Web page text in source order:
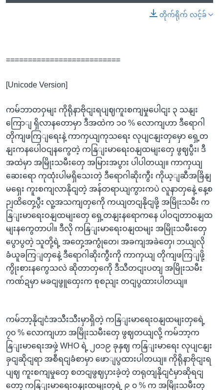
တိုက်ရိုက် လင့်ခ်
==========================
[Unicode Version]
ကမ်ဘာတဝှမျး ကိုရိုနာဗိုငျးရပျဈကူးစကျမှုပေါငျး ၃ သနျး
ကြောျ ရှိလာနတောမှာ ဒီအထဲက ၁၀ % လောကျဟာ ဒီရောဂါ
တိုကျဖကြျရေးနဲ့ ကာကှယျကုသရေး လုပျငနျးတှမှော ရှေ့တ
နျးကနပေါဝငျနကွေတဲ့ ကနြျးမာရေးဝနျထမျးတှေ ဖွဈပွီး၊ ဒီ
အထဲမှာ အမြိုးသမီးတှေ အမြားအပွား ပါပါတယျ။ ကာကှယျ
ဆေးရော ကုထုံးပါမရှိသေးတဲ့ ဒီရောဂါဆိုးကွီး ကိုယ့ျဆီအခြိနျ
မရှေး ကူးစကျလာနိုငျတဲ့ အန်တရာယျကွားကပဲ လူနာတှနေဲ့ နေ့စ
ဉျထိတှေ့ပွီး လူ့အသကျတှကေို ကယျတငျနိုငျဖို့ အမြိုးသမီး က
နြျးမာရေးဝနျထမျးတှေ ရှေ့တနျးနရောကနေ ပါဝငျတာဝနျထ
မျးနကွေတာပါ။ ဒီလို ကနြျးမာရေးဝနျထမျး အမြိုးသမီးတှေ
ပွောပွတဲ့ သူတို့ရဲ့ အတှေ့အကွုံတေ၊ အခကျအခဲတှေ၊ ဘယျလို
ခံယူခကြျတှနေဲ့ ဒီရောဂါဆိုးကွီးကို ကာကှယျ တိုကျဖကြျဖို့
ကွိုးစားနကွေသလဲ ဆိုတာတှကေို ဒီသီတငျးပတျ အမြိုးသမီး
ကဏ်ဍမှာ မခငျဖွူထှေးက စုစညျး တငျပွထားပါတယျ။
ကမ်ဘာ့နိုငျငံအသီးသီးမှာရှိတဲ့ ကနြျးမာရေးဝနျထမျးတှရေဲ့
၇၀ % လောကျဟာ အမြိုးသမီးတှေ ဖွဈတယျလို့ ကမ်ဘာ့က
နြျးမာရေးအဖှဲ့ WHO ရဲ့ ၂၀၁၉ ခုနှဈ ကနြျးမာရေး လုပျငနျး
ခှငျဆိုငျရာ အစီရငျခံစာမှာ ဖောျပွထားပါတယျ။ ကိုရိုနာဗိုငျးရ
ပျဈ ကူးစကျမှုတှေ စတငျဖွဈပှားခဲ့တဲ့ တရုတျနိုငျငံမှာဆိုရငျ
တော့ ကနြျးမာရေးဝနျးထမျးတှရဲ့ ၉ ၀ % က အမြိုးသမီးတှ